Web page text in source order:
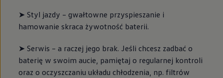
➤ Styl jazdy – gwałtowne przyspieszanie i
hamowanie skraca żywotność baterii.
➤ Serwis – a raczej jego brak. Jeśli chcesz zadbać o
baterię w swoim aucie, pamiętaj o regularnej kontroli
oraz o oczyszczaniu układu chłodzenia, np. filtrów